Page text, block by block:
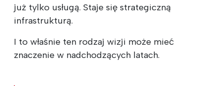
już tylko usługą. Staje się strategiczną
infrastrukturą.
I to właśnie ten rodzaj wizji może mieć
znaczenie w nadchodzących latach.